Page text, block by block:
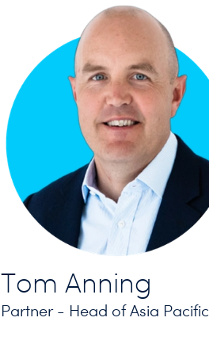
Tom Anning
Partner - Head of Asia Pacific